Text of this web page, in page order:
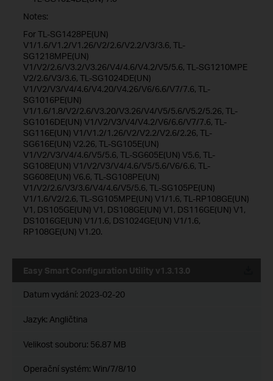
Notes:
For TL-SG1428PE(UN)
V1/1.6/V1.2/V1.26/V2/2.6/V2.2/V3/3.6, TL-
SG1218MPE(UN)
V1/V2/2.6/V3.2/V3.26/V4/4.6/V4.2/V5/5.6, TL-SG1210MPE
V2/2.6/V3/3.6, TL-SG1024DE(UN)
V1/V2/V3/V4/4.6/V4.20/V4.26/V6/6.6/V7/7.6, TL-
SG1016PE(UN)
V1/1.6/1.8/V2/2.6/V3.20/V3.26/V4/V5/5.6/V5.2/5.26, TL-
SG1016DE(UN) V1/V2/V3/V4/V4.2/V6/6.6/V7/7.6, TL-
SG116E(UN) V1/V1.2/1.26/V2/V2.2/V2.6/2.26, TL-
SG616E(UN) V2.26, TL-SG105E(UN)
V1/V2/V3/V4/4.6/V5/5.6, TL-SG605E(UN) V5.6, TL-
SG108E(UN) V1/V2/V3/V4/4.6/V5/5.6/V6/6.6, TL-
SG608E(UN) V6.6, TL-SG108PE(UN)
V1/V2/2.6/V3/3.6/V4/4.6/V5/5.6, TL-SG105PE(UN)
V1/1.6/V2/2.6, TL-SG105MPE(UN) V1/1.6, TL-RP108GE(UN)
V1, DS105GE(UN) V1, DS108GE(UN) V1, DS116GE(UN) V1,
DS1016GE(UN) V1/1.6, DS1024GE(UN) V1/1.6,
RP108GE(UN) V1.20.
Easy Smart Configuration Utility v1.3.13.0
Datum vydání: 2023-02-20
Jazyk: Angličtina
Velikost souboru: 56.87 MB
Operační systém: Win/7/8/10